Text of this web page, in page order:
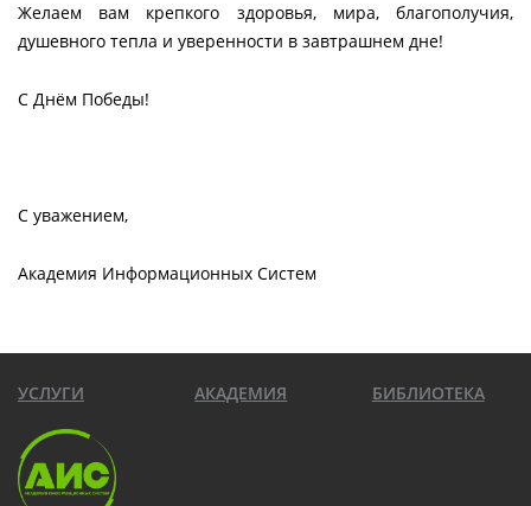
Желаем вам крепкого здоровья, мира, благополучия,
душевного тепла и уверенности в завтрашнем дне!
С Днём Победы!
С уважением,
Академия Информационных Систем
УСЛУГИ АКАДЕМИЯ БИБЛИОТЕКА